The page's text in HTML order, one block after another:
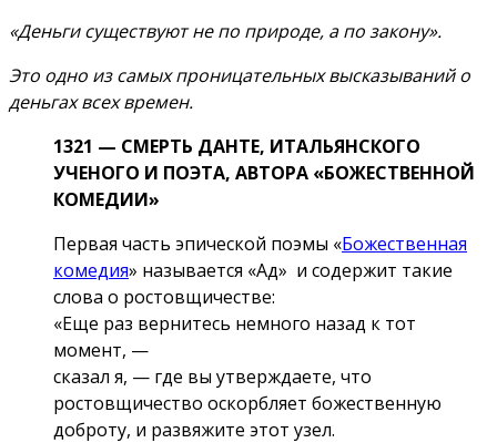
«Деньги существуют не по природе, а по закону».
Это одно из самых проницательных высказываний о
деньгах всех времен.
1321 — СМЕРТЬ ДАНТЕ, ИТАЛЬЯНСКОГО
УЧЕНОГО И ПОЭТА, АВТОРА «БОЖЕСТВЕННОЙ
КОМЕДИИ»
Первая часть эпической поэмы «Божественная
комедия» называется «Ад» и содержит такие
слова о ростовщичестве:
«Еще раз вернитесь немного назад к тот
момент, —
сказал я, — где вы утверждаете, что
ростовщичество оскорбляет божественную
доброту, и развяжите этот узел.